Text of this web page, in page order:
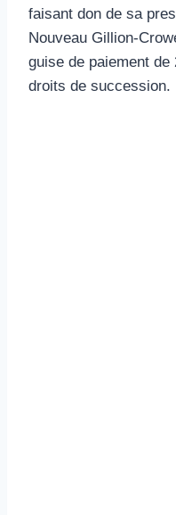
faisant don de sa
Nouveau Gillion-
guise de paiement de
droits de succession.